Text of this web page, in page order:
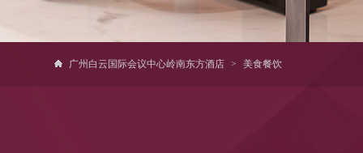
广州白云国际会议中心岭南东方酒店 > 美食餐饮